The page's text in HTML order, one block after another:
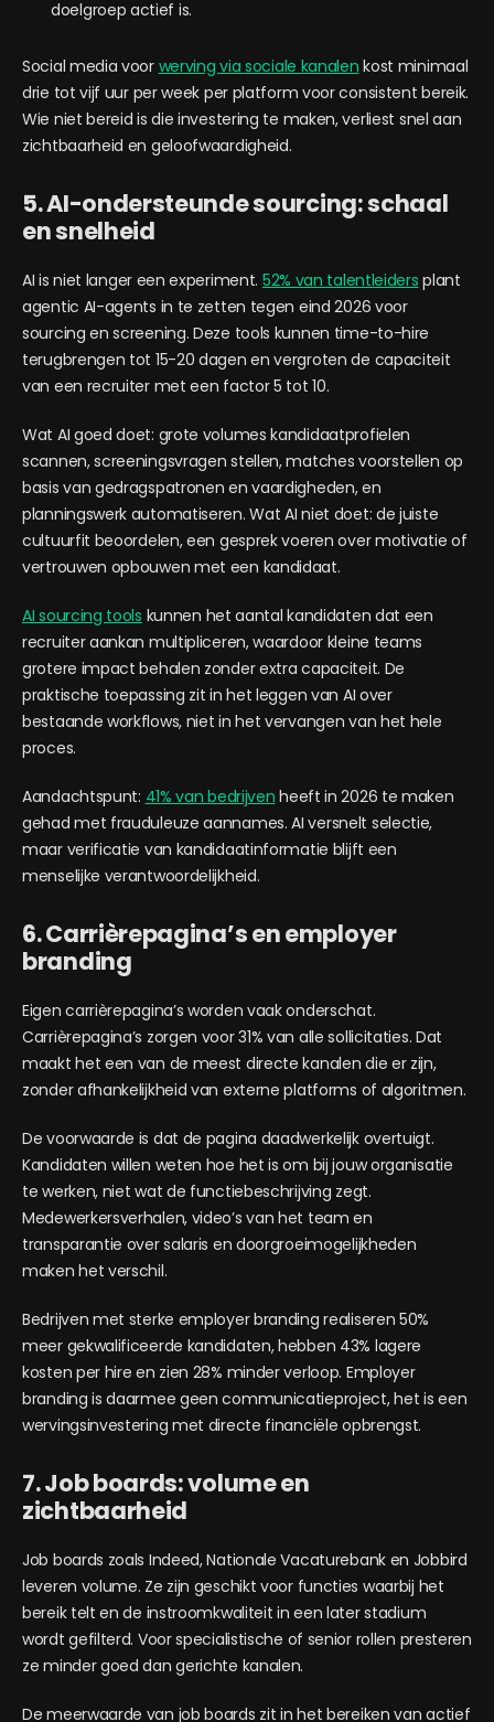
doelgroep actief is.
Social media voor werving via sociale kanalen kost minimaal
drie tot vijf uur per week per platform voor consistent bereik.
Wie niet bereid is die investering te maken, verliest snel aan
zichtbaarheid en geloofwaardigheid.
5. AI-ondersteunde sourcing: schaal
en snelheid
AI is niet langer een experiment. 52% van talentleiders plant
agentic AI-agents in te zetten tegen eind 2026 voor
sourcing en screening. Deze tools kunnen time-to-hire
terugbrengen tot 15-20 dagen en vergroten de capaciteit
van een recruiter met een factor 5 tot 10.
Wat AI goed doet: grote volumes kandidaatprofielen
scannen, screeningsvragen stellen, matches voorstellen op
basis van gedragspatronen en vaardigheden, en
planningswerk automatiseren. Wat AI niet doet: de juiste
cultuurfit beoordelen, een gesprek voeren over motivatie of
vertrouwen opbouwen met een kandidaat.
AI sourcing tools kunnen het aantal kandidaten dat een
recruiter aankan multipliceren, waardoor kleine teams
grotere impact behalen zonder extra capaciteit. De
praktische toepassing zit in het leggen van AI over
bestaande workflows, niet in het vervangen van het hele
proces.
Aandachtspunt: 41% van bedrijven heeft in 2026 te maken
gehad met frauduleuze aannames. AI versnelt selectie,
maar verificatie van kandidaatinformatie blijft een
menselijke verantwoordelijkheid.
6. Carrièrepagina’s en employer
branding
Eigen carrièrepagina’s worden vaak onderschat.
Carrièrepagina’s zorgen voor 31% van alle sollicitaties. Dat
maakt het een van de meest directe kanalen die er zijn,
zonder afhankelijkheid van externe platforms of algoritmen.
De voorwaarde is dat de pagina daadwerkelijk overtuigt.
Kandidaten willen weten hoe het is om bij jouw organisatie
te werken, niet wat de functiebeschrijving zegt.
Medewerkersverhalen, video’s van het team en
transparantie over salaris en doorgroeimogelijkheden
maken het verschil.
Bedrijven met sterke employer branding realiseren 50%
meer gekwalificeerde kandidaten, hebben 43% lagere
kosten per hire en zien 28% minder verloop. Employer
branding is daarmee geen communicatieproject, het is een
wervingsinvestering met directe financiële opbrengst.
7. Job boards: volume en
zichtbaarheid
Job boards zoals Indeed, Nationale Vacaturebank en Jobbird
leveren volume. Ze zijn geschikt voor functies waarbij het
bereik telt en de instroomkwaliteit in een later stadium
wordt gefilterd. Voor specialistische of senior rollen presteren
ze minder goed dan gerichte kanalen.
De meerwaarde van job boards zit in het bereiken van actief